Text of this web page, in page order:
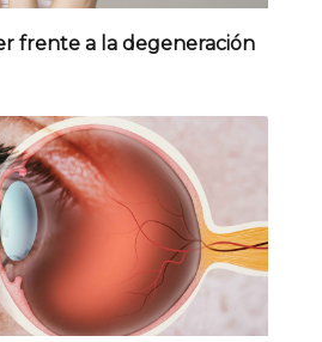
frente a la degeneración